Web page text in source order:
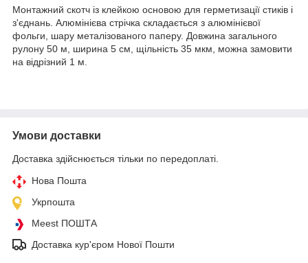
Монтажний скотч із клейкою основою для герметизації стиків і
з'єднань. Алюмінієва стрічка складається з алюмінієвої
фольги, шару металізованого паперу. Довжина загального
рулону 50 м, ширина 5 см, щільність 35 мкм, можна замовити
на відрізний 1 м.
Умови доставки
Доставка здійснюється тільки по передоплаті.
Нова Пошта
Укрпошта
Meest ПОШТА
Доставка кур'єром Нової Пошти